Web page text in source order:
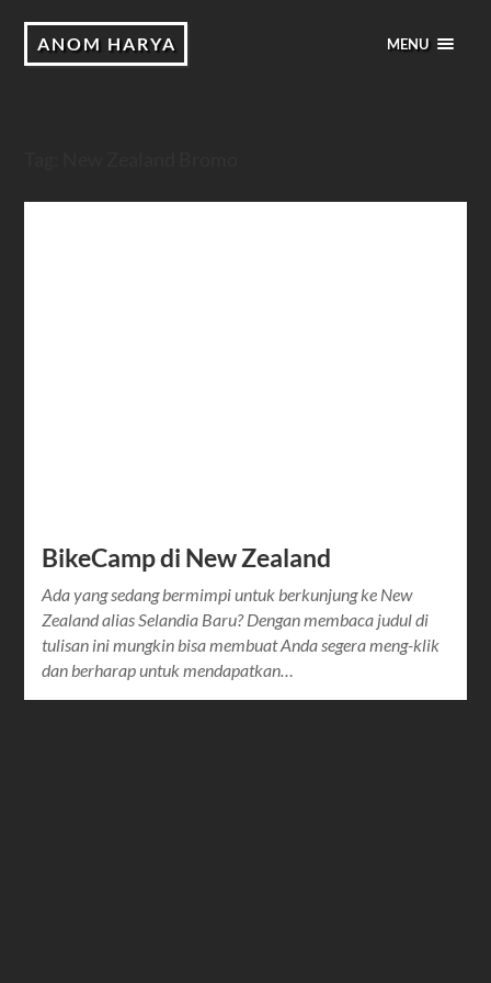
ANOM HARYA MENU
BikeCamp di New Zealand
Ada yang sedang bermimpi untuk berkunjung ke New
Zealand alias Selandia Baru? Dengan membaca judul di
tulisan ini mungkin bisa membuat Anda segera meng-klik
dan berharap untuk mendapatkan…